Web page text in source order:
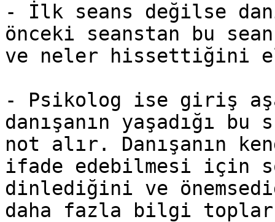
- İlk seans değilse
önceki seanstan bu
ve neler hissettiğini
- Psikolog ise giriş
danışanın yaşadığı
not alır. Danışanın
ifade edebilmesi için
dinlediğini ve
daha fazla bilgi